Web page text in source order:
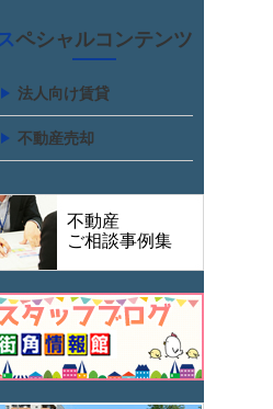
スペシャルコンテンツ
法人向け賃貸
不動産売却
不動産
ご相談事例集